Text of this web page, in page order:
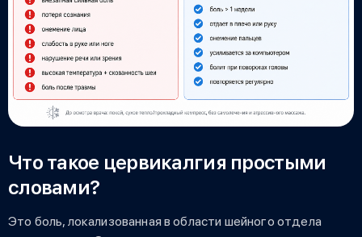
Что такое цервикалгия простыми
словами?
Это боль, локализованная в области шейного отдела